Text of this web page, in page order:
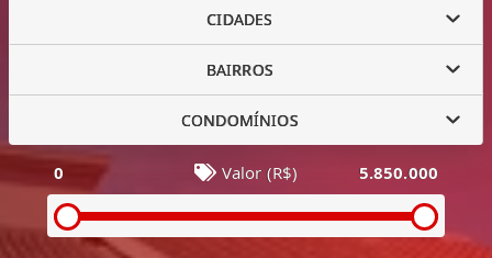
CIDADES
BAIRROS
CONDOMÍNIOS
0 Valor (R$) 5.850.000